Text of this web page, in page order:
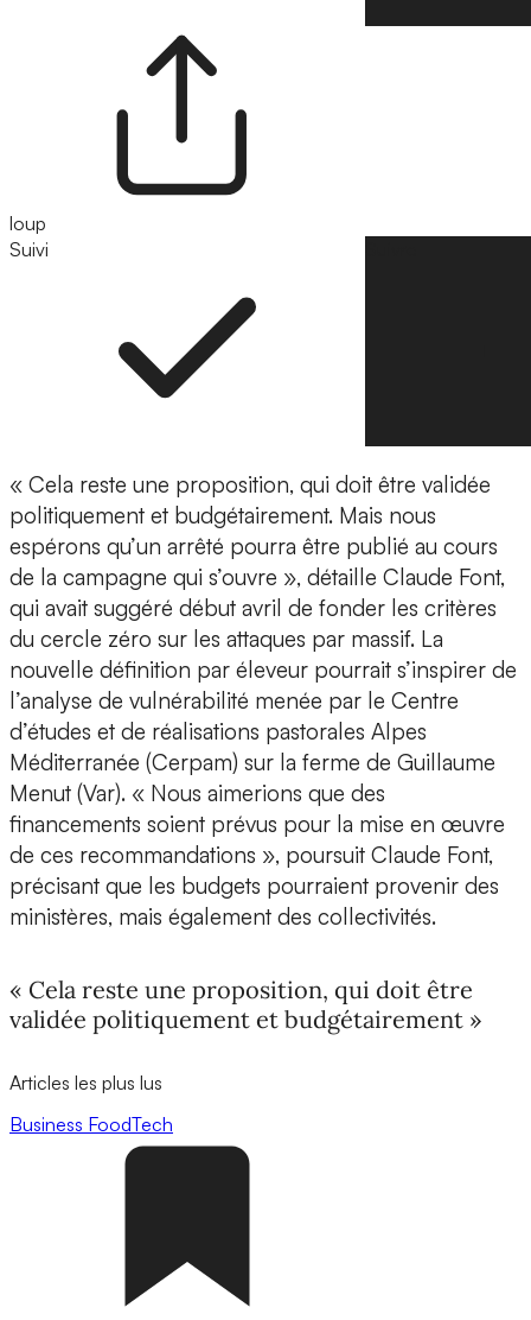
loup
Suivi
« Cela reste une proposition, qui doit être validée
politiquement et budgétairement. Mais nous
espérons qu’un arrêté pourra être publié au cours
de la campagne qui s’ouvre », détaille Claude Font,
qui avait suggéré début avril de fonder les critères
du cercle zéro sur les attaques par massif. La
nouvelle définition par éleveur pourrait s’inspirer de
l’analyse de vulnérabilité menée par le Centre
d’études et de réalisations pastorales Alpes
Méditerranée (Cerpam) sur la ferme de Guillaume
Menut (Var). « Nous aimerions que des
financements soient prévus pour la mise en œuvre
de ces recommandations », poursuit Claude Font,
précisant que les budgets pourraient provenir des
ministères, mais également des collectivités.
« Cela reste une proposition, qui doit être
validée politiquement et budgétairement »
Articles les plus lus
Business FoodTech